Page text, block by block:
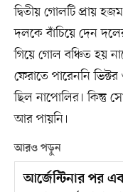
দ্বিতীয় গোলটি প্রায়
দলকে বাঁচিয়ে দেন
গিয়ে গোল বঞ্চিত হয়
ফেরাতে পারেননি
ছিল নাপোলির। কিন্তু
আর পায়নি।
আরও পড়ুন
আর্জেন্টিনার পর